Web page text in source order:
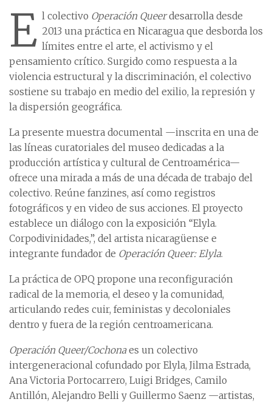
E l colectivo Operación Queerdesarrolla desde
2013 una práctica en Nicaragua que desborda los
límites entre el arte, el activismo y el
pensamiento crítico. Surgido como respuesta a la
violencia estructural y la discriminación, el colectivo
sostiene su trabajo en medio del exilio, la represión y
la dispersión geográfica.
La presente muestra documental —inscrita en una de
las líneas curatoriales del museo dedicadas a la
producción artística y cultural de Centroamérica—
ofrece una mirada a más de una década de trabajo del
colectivo. Reúne fanzines, así como registros
fotográficos y en video de sus acciones. El proyecto
establece un diálogo con la exposición “Elyla.
Corpodivinidades,”, del artista nicaragüense e
integrante fundador de Operación Queer: Elyla.
La práctica de OPQ propone una reconfiguración
radical de la memoria, el deseo y la comunidad,
articulando redes cuir, feministas y decoloniales
dentro y fuera de la región centroamericana.
Operación Queer/Cochonaes un colectivo
intergeneracional cofundado por Elyla, Jilma Estrada,
Ana Victoria Portocarrero, Luigi Bridges, Camilo
Antillón, Alejandro Belli y Guillermo Saenz —artistas,